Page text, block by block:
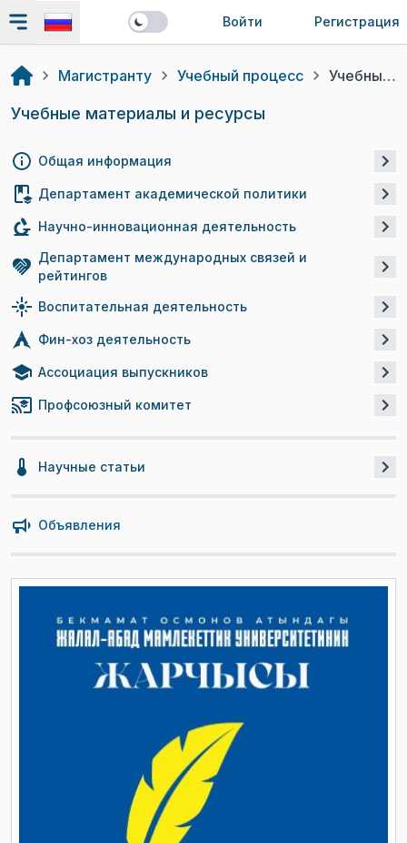
Войти Регистрация
Общая информация
Департамент академической политики
Научно-инновационная деятельность
Департамент международных связей и
рейтингов
Воспитательная деятельность
Фин-хоз деятельность
Ассоциация выпускников
Профсоюзный комитет
Научные статьи
Объявления
Магистранту Учебный процесс Учебные материалы и ресурсы
Учебные материалы и ресурсы